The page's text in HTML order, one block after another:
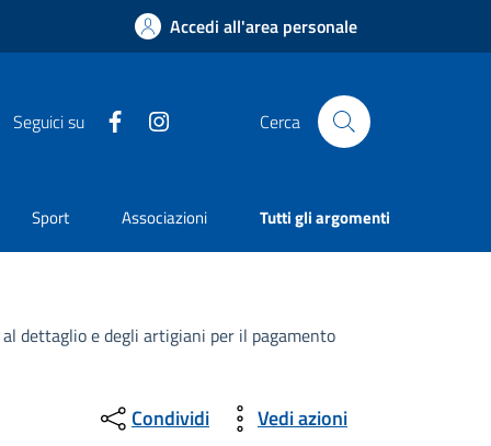
Accedi all'area personale
Seguici su Facebook Cerca
Sport Associazioni Tutti gli argomenti
dettaglio e degli artigiani per il pagamento
Condividi Vedi azioni